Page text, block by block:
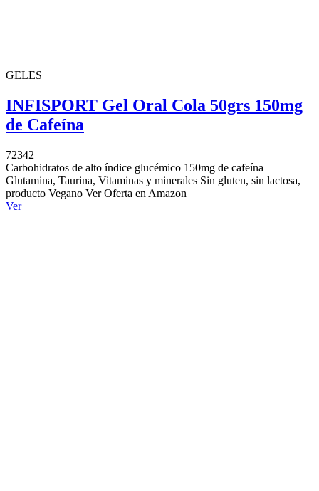
GELES
INFISPORT Gel Oral Cola 50grs 150mg
de Cafeína
72342
Carbohidratos de alto índice glucémico 150mg de cafeína
Glutamina, Taurina, Vitaminas y minerales Sin gluten, sin lactosa,
producto Vegano Ver Oferta en Amazon
Ver